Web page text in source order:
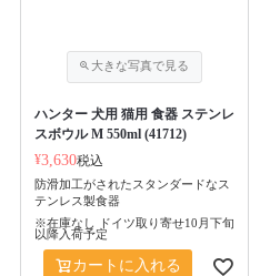
ハンター 犬用 猫用 食器 ステンレ
スボウル M 550ml (41712)
¥3,630税込
防滑加工がされたスタンダードなス
テンレス製食器
※在庫なし ドイツ取り寄せ10月下旬
以降入荷予定
カートに入れる